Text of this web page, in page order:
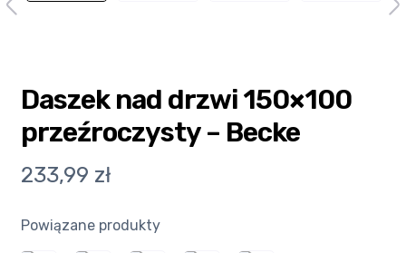
Koszyk
Moje konto
Polityka prywatności
Daszek nad drzwi 150×100
przeźroczysty – Becke
233,99 zł
Powiązane produkty